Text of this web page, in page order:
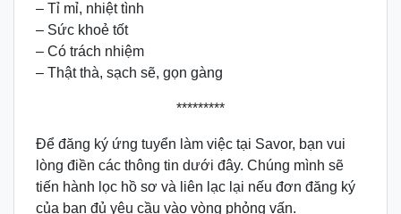
– Tỉ mỉ, nhiệt tình
– Sức khoẻ tốt
– Có trách nhiệm
– Thật thà, sạch sẽ, gọn gàng
*********
Để đăng ký ứng tuyển làm việc tại Savor, bạn vui
lòng điền các thông tin dưới đây. Chúng mình sẽ
tiến hành lọc hồ sơ và liên lạc lại nếu đơn đăng ký
của bạn đủ yêu cầu vào vòng phỏng vấn.